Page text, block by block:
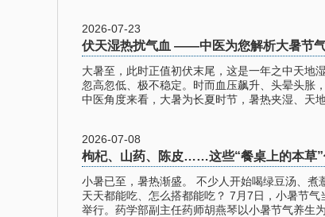
2026-07-23
伏天湿热扰气血 ——中医为您解析大暑节
大暑至，此时正值初伏末尾，这是一年之中天地
忽高忽低、极不稳定。时而血压飙升、头晕头胀
中医角度来看，大暑为长夏时节，暑热夹湿、天
2026-07-08
枸杞、山药、陈皮……这些“餐桌上的本草”
小暑已至，暑热渐盛。 不少人开始喝绿豆汤、煮
天天都能吃、怎么搭都能吃？ 7月7日，小暑节
举行。药学部副主任药师胡燕琴以小暑节气养生